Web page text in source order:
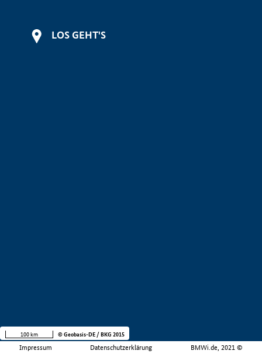
LOS GEHT'S
Impressum Datenschutzerklärung BMWi.de, 2021 ©
100 km © Geobasis-DE / BKG 2015